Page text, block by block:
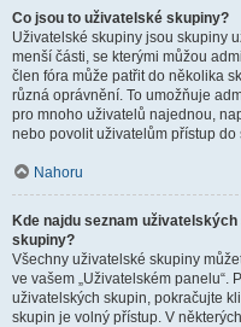
Co jsou to uživatelské skupiny?
Uživatelské skupiny jsou skupiny
menší části, se kterými můžou
člen fóra může patřit do několika
různá oprávnění. To umožňuje
pro mnoho uživatelů najednou,
nebo povolit uživatelům přístup do
Nahoru
Kde najdu seznam
skupiny?
Všechny uživatelské skupiny
ve vašem „Uživatelském panelu“.
uživatelských skupin, pokračujte
skupin je volný přístup. V